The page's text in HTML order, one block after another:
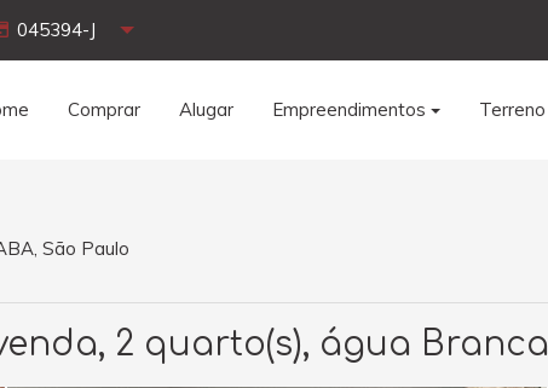
045394-J
Comprar Alugar Empreendimentos
São Paulo
2 quarto(s), água